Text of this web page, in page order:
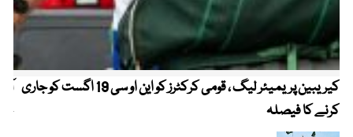
کیریبین پریمیئر لیگ ، قومی کرکٹرز کو این او سی 19 اگست کو جاری
کرنے کا فیصلہ